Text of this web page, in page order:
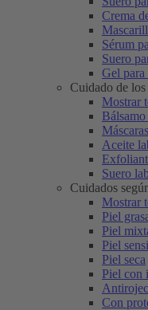
Crema
Sérum
Suero
Gel para
Cuidado de
Mostrar
Aceite
Suero
Cuidados
Mostrar
Piel
Piel
Piel
Piel seca
Piel con
Con